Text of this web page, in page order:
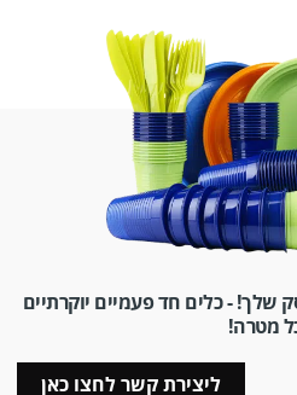
שלך! - כלים חד פעמיים יוקרתיים
מטרה!
ליצירת קשר לחצו כאן